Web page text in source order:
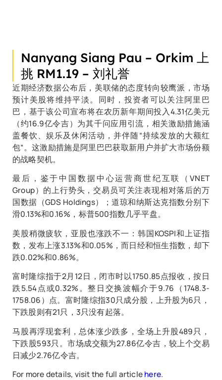
Nanyang Siang Pau – Orkim 上
挑 RM1.19 – 刘礼誉
近期经济数据公布后，美联储的态度转向较鹰派，市场
预计美股将维持平淡。同时，投资者可以关注阿里巴
巴，基于该公司宣布将在农历新年期间投入4.31亿美元
（约16.9亿令吉）为其千问应用引流，相关激励措施涵
盖餐饮、娱乐及休闲活动，并伴随“持续发放的大额红
包”。这激励措施是阿里巴巴获取新用户并扩大市场份额
的战略契机。
最后，鉴于中国数据中心运营商世纪互联（VNET
Group）的上行势头，交易员可关注表现相对落后的万
国数据（GDS Holdings）；道琼和纳斯达克指数分别下
滑0.13%和0.16%，标普500指数几乎平盘。
美股稍微疲软，亚股也涨跌不一：韩国KOSPI和上证指
数，发布上涨3.13%和0.05%，而日经和恒生指数，却下
跌0.02%和0.86%。
富时隆综指于2月12日，闭市时以1750.85点报收，按日
跌5.54点或0.32%。整日交换波幅介于9.76（1748.3-
1758.06）点。富时隆综指30只成分股，上升股为6只，
下跌股则有21只，3只没有起落。
马股再浮现套利，总体涨少跌多，全场上升股489只，
下跌股593只。市场成交额为27.86亿令吉，较上个交易
日减少2.76亿令吉。
For more details, visit the full articlehere.